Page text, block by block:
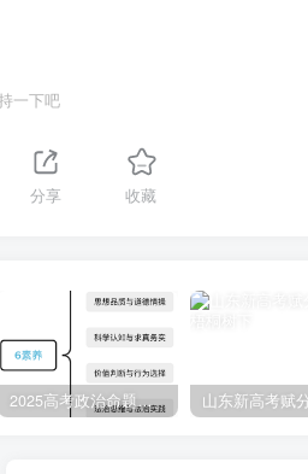
一下吧
分享 收藏
2025高考政治命题纲要解读 山东新高考赋